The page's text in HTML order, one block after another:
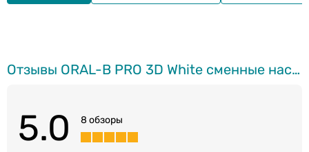
Отзывы ORAL-B PRO 3D White cменные насадки для электрической зубной щетки, 4шт.
5.0 8 обзоры